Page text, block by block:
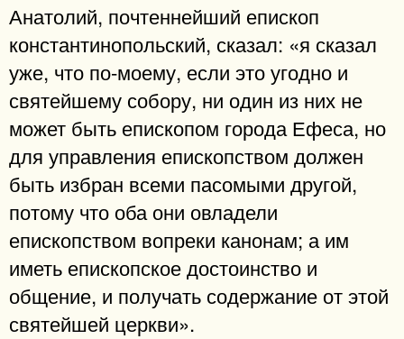
Анатолий, почтеннейший епископ
константинопольский, сказал: «я сказал
уже, что по-моему, если это угодно и
святейшему собору, ни один из них не
может быть епископом города Ефеса, но
для управления епископством должен
быть избран всеми пасомыми другой,
потому что оба они овладели
епископством вопреки канонам; а им
иметь епископское достоинство и
общение, и получать содержание от этой
святейшей церкви».